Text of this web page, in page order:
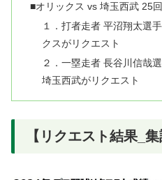
■オリックス vs 埼玉西武 25
１．打者走者 平沼翔太選
クスがリクエスト
２．一塁走者 長谷川信哉
埼玉西武がリクエスト
【リクエスト結果_集